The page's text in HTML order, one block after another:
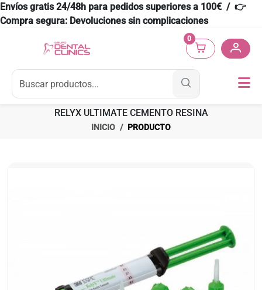
Envíos gratis 24/48h para pedidos superiores a 100€ / 👉
Compra segura: Devoluciones sin complicaciones
0
RELYX ULTIMATE CEMENTO RESINA
INICIO PRODUCTO